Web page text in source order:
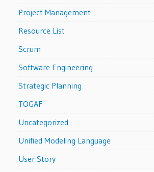
Project Management
Resource List
Scrum
Software Engineering
Strategic Planning
TOGAF
Uncategorized
Unified Modeling Language
User Story